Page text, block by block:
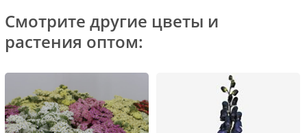
Смотрите другие цветы и
растения оптом: